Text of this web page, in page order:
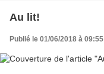
Au lit!
Publié le 01/06/2018 à 09:55